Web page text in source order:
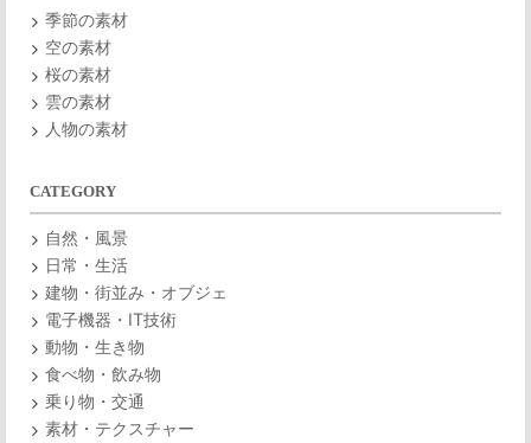
季節の素材
空の素材
桜の素材
雲の素材
人物の素材
CATEGORY
自然・風景
日常・生活
建物・街並み・オブジェ
電子機器・IT技術
動物・生き物
食べ物・飲み物
乗り物・交通
素材・テクスチャー